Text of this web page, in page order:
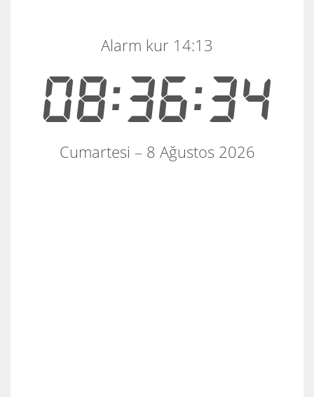
08:36:34
Alarm kur 14:13
Cumartesi – 8 Ağustos 2026